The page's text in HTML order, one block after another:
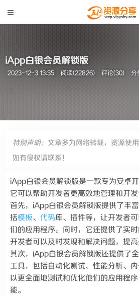
iApp白银会员解锁版
2023-12-3 13:35 阅读(22826) 评论(30) 分
特别声明： 文章多为网络转载，资源使
如有侵权请联系！
iApp白银会员解锁版是一款专为安卓
它可以帮助开发者更高效地管理和开发
首先，iApp白银会员解锁版提供了丰
括模板、 代码库、插件等，让开发者
们的应用程序。同时，它还提供了实
开发者可以及时发现和解决问题，提高
其次，iApp白银会员解锁版还提供了
工具，包括自动化测试、性能分析、
以更全面地测试和优化他们的应用程
能。